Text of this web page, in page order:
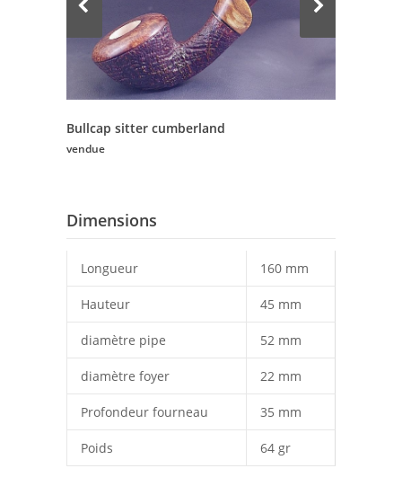
Bullcap sitter cumberland
vendue
Dimensions
Longueur 160 mm
Hauteur 45 mm
diamètre pipe 52 mm
diamètre foyer 22 mm
Profondeur fourneau 35 mm
Poids 64 gr